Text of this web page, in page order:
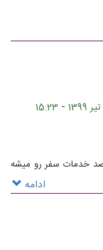
-
15:23
صد خدمات سفر رو میشه
ادامه